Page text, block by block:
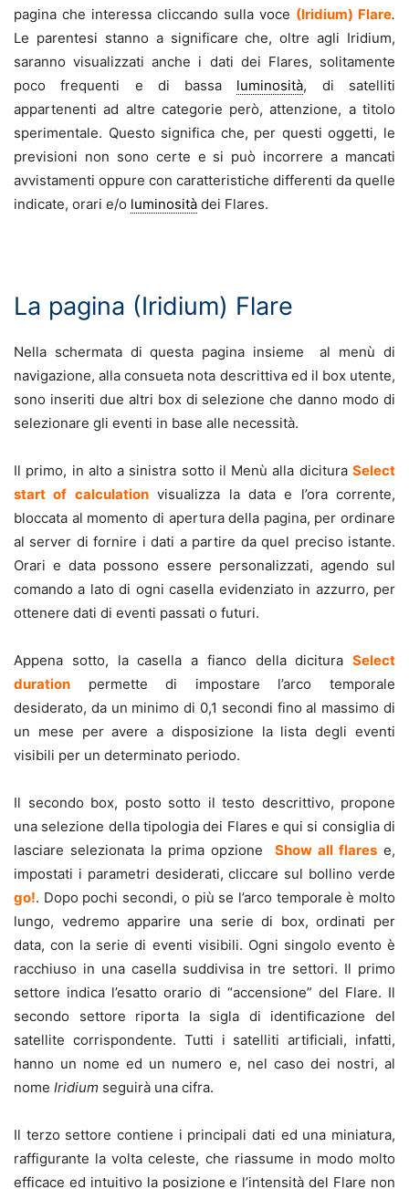
pagina che interessa cliccando sulla voce (Iridium) Flare.
Le parentesi stanno a significare che, oltre agli Iridium,
saranno visualizzati anche i dati dei Flares, solitamente
poco frequenti e di bassa luminosità, di satelliti
appartenenti ad altre categorie però, attenzione, a titolo
sperimentale. Questo significa che, per questi oggetti, le
previsioni non sono certe e si può incorrere a mancati
avvistamenti oppure con caratteristiche differenti da quelle
indicate, orari e/o luminosità dei Flares.
La pagina (Iridium) Flare
Nella schermata di questa pagina insieme al menù di
navigazione, alla consueta nota descrittiva ed il box utente,
sono inseriti due altri box di selezione che danno modo di
selezionare gli eventi in base alle necessità.
Il primo, in alto a sinistra sotto il Menù alla dicitura Select
start of calculationvisualizza la data e l’ora corrente,
bloccata al momento di apertura della pagina, per ordinare
al server di fornire i dati a partire da quel preciso istante.
Orari e data possono essere personalizzati, agendo sul
comando a lato di ogni casella evidenziato in azzurro, per
ottenere dati di eventi passati o futuri.
Appena sotto, la casella a fianco della dicitura Select
duration permette di impostare l’arco temporale
desiderato, da un minimo di 0,1 secondi fino al massimo di
un mese per avere a disposizione la lista degli eventi
visibili per un determinato periodo.
Il secondo box, posto sotto il testo descrittivo, propone
una selezione della tipologia dei Flares e qui si consiglia di
lasciare selezionata la prima opzioneShow all flares e,
impostati i parametri desiderati, cliccare sul bollino verde
go!. Dopo pochi secondi, o più se l’arco temporale è molto
lungo, vedremo apparire una serie di box, ordinati per
data, con la serie di eventi visibili. Ogni singolo evento è
racchiuso in una casella suddivisa in tre settori. Il primo
settore indica l’esatto orario di “accensione” del Flare. Il
secondo settore riporta la sigla di identificazione del
satellite corrispondente. Tutti i satelliti artificiali, infatti,
hanno un nome ed un numero e, nel caso dei nostri, al
nome Iridium seguirà una cifra.
Il terzo settore contiene i principali dati ed una miniatura,
raffigurante la volta celeste, che riassume in modo molto
efficace ed intuitivo la posizione e l’intensità del Flare non